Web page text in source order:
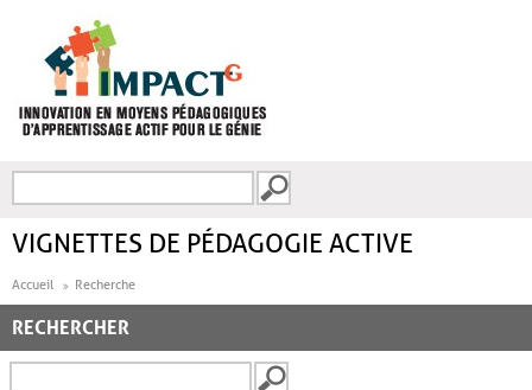
FORMULAIRE DE
VIGNETTES DE PÉDAGOGIE ACTIVE
Accueil Recherche
RECHERCHER